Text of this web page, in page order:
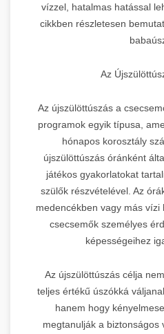
vízzel, hatalmas hatással
cikkben részletesen
Az
Az újszülöttúszás a
programok egyik típusa,
hónapos korosztály
újszülöttúszás óránként
játékos gyakorlatokat
szülők részvételével. Az
medencékben vagy más
csecsemők személyes
képességeihez
Az újszülöttúszás célja
teljes értékű úszókká
hanem hogy
megtanulják a biztonságos